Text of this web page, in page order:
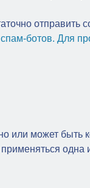
отправить
ботов. Для
или может быть
одна